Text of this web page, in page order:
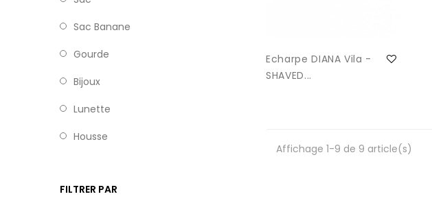
Sac Banane
Gourde
Bijoux
Lunette
Housse
FILTRER PAR
Echarpe DIANA Vila -
SHAVED...
Affichage 1-9 de 9 article(s)